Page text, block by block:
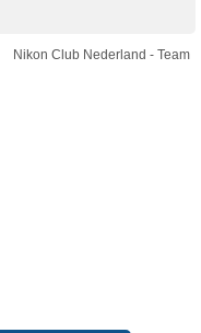
Nikon Club Nederland - Team